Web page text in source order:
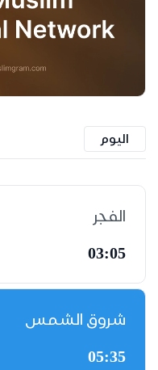
اليوم
الفجر
03:05
شروق الشمس
05:35